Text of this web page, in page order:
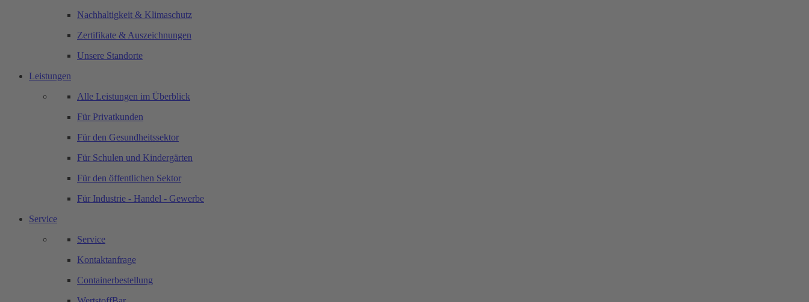
Nachhaltigkeit & Klimaschutz
Zertifikate & Auszeichnungen
Unsere Standorte
Leistungen
Alle Leistungen im Überblick
Für Privatkunden
Für den Gesundheitssektor
Für Schulen und Kindergärten
Für den öffentlichen Sektor
Für Industrie - Handel - Gewerbe
Service
Service
Kontaktanfrage
Containerbestellung